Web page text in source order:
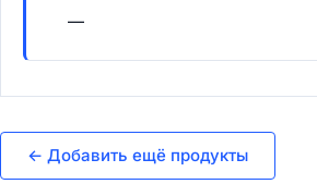
—
← Добавить ещё продукты